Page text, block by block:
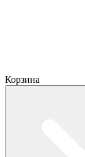
Корзина